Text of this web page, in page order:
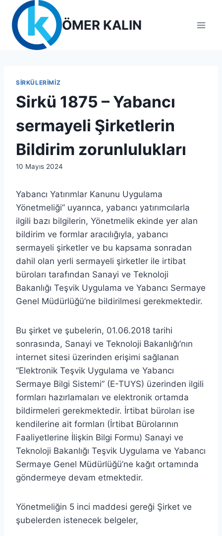
content
ÖMER KALIN
SIRKÜLERIMIZ
Sirkü 1875 – Yabancı
sermayeli Şirketlerin
Bildirim zorunlulukları
By
10 Mayıs 2024
Yabancı Yatırımlar Kanunu Uygulama
Yönetmeliği” uyarınca, yabancı yatırımcılarla
ilgili bazı bilgilerin, Yönetmelik ekinde yer alan
bildirim ve formlar aracılığıyla, yabancı
sermayeli şirketler ve bu kapsama sonradan
dahil olan yerli sermayeli şirketler ile irtibat
büroları tarafından Sanayi ve Teknoloji
Bakanlığı Teşvik Uygulama ve Yabancı Sermaye
Genel Müdürlüğü’ne bildirilmesi gerekmektedir.
Bu şirket ve şubelerin, 01.06.2018 tarihi
sonrasında, Sanayi ve Teknoloji Bakanlığı’nın
internet sitesi üzerinden erişimi sağlanan
“Elektronik Teşvik Uygulama ve Yabancı
Sermaye Bilgi Sistemi” (E-TUYS) üzerinden ilgili
formları hazırlamaları ve elektronik ortamda
bildirmeleri gerekmektedir. İrtibat büroları ise
kendilerine ait formları (İrtibat Bürolarının
Faaliyetlerine İlişkin Bilgi Formu) Sanayi ve
Teknoloji Bakanlığı Teşvik Uygulama ve Yabancı
Sermaye Genel Müdürlüğü’ne kağıt ortamında
göndermeye devam etmektedir.
Yönetmeliğin 5 inci maddesi gereği Şirket ve
şubelerden istenecek belgeler,